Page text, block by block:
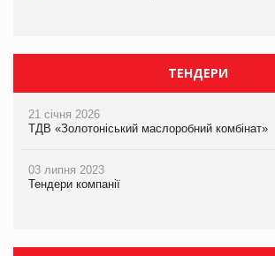
ТЕНДЕРИ
21 січня 2026
ТДВ «Золотоніський маслоробний комбінат»
03 липня 2023
Тендери компанії